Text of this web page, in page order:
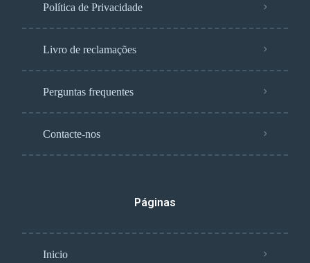
Política de Privacidade
Livro de reclamações
Perguntas frequentes
Contacte-nos
Páginas
Inicio